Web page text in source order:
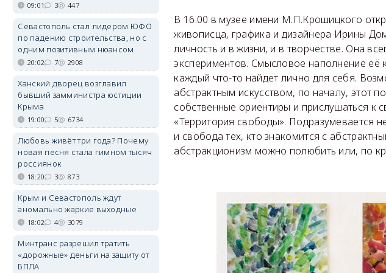
В 16.00 в музее имени М.П.Крошицкого
живописца, графика и дизайнера Ирины
личность и в жизни, и в творчестве. Она
экспериментов. Смысловое наполнение её
каждый что-то найдет лично для себя.
абстрактным искусством, по началу, этот
собственные ориентиры и прислушаться к
«Территория свободы». Подразумевается
и свобода тех, кто знакомится с
абстракционизм можно полюбить или, по
09:01 3 447
Севастополь стал лидером ЮФО
по падению строительства, но с
одним позитивным нюансом
20:02 7 2908
Ханский дворец возглавил
бывший замминистра юстиции
Крыма
19:00 5 6734
Любовь живёт три года? Почему
новая песня стала гимном тысяч
россиянок
18:20 3 873
Крым и Севастополь ждут
аномально жаркие выходные
18:02 4 3079
Минтранс разрешил тратить
«дорожные» деньги на защиту от
БПЛА